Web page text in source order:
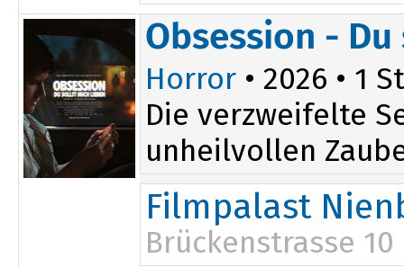
19:45
Obsession -
Horror • 2026 • 1
Die verzweifelte
unheilvollen
Filmpalast
Brückenstrasse 10